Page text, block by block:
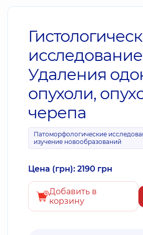
Удаления
опухоли,
черепа
Патоморфологические
изучение новообразований
Цена (грн): 2190 грн
Добавить в
корзину